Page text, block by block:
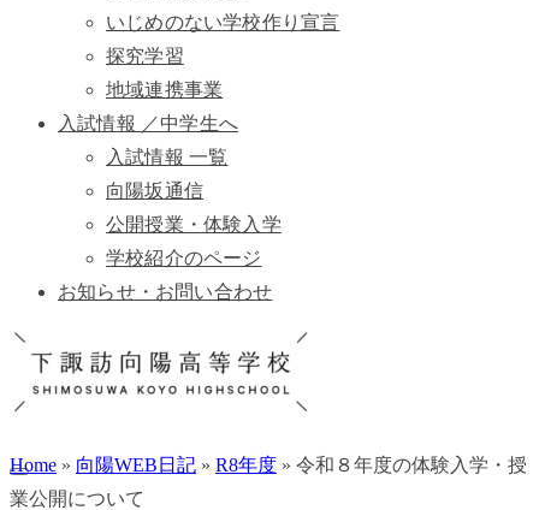
いじめのない学校作り宣言
探究学習
地域連携事業
入試情報 ／中学生へ
入試情報 一覧
向陽坂通信
公開授業・体験入学
学校紹介のページ
お知らせ・お問い合わせ
Home » 向陽WEB日記 » R8年度 » 令和８年度の体験入学・授
業公開について